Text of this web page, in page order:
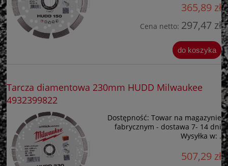
365,89 zł
Cena netto: 297,47 zł
do koszyka
Tarcza diamentowa 230mm HUDD Milwaukee
4932399822
Dostępność: Towar na magazynie
fabrycznym - dostawa 7- 14 dni
Wysyłka w: .
507,29 zł